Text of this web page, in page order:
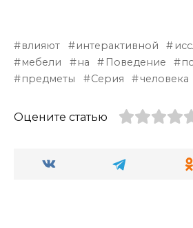
влияют интерактивной
мебели
на Поведение
предметы
Серия человека
Оцените статью